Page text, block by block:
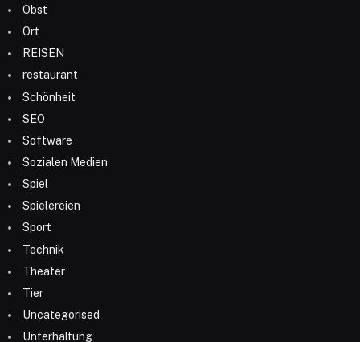
Obst
Ort
REISEN
restaurant
Schönheit
SEO
Software
Sozialen Medien
Spiel
Spielereien
Sport
Technik
Theater
Tier
Uncategorised
Unterhaltung